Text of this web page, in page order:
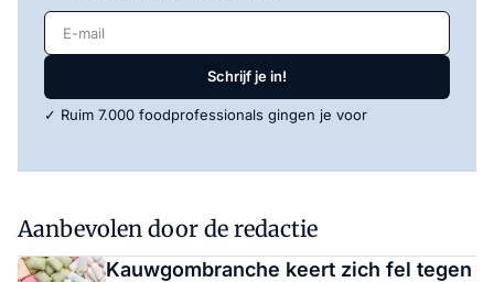
E-mail
Schrijf je in!
✓ Ruim 7.000 foodprofessionals gingen je voor
Aanbevolen door de redactie
Kauwgombranche keert zich fel tegen